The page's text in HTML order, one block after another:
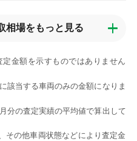
相場をもっと見る
金額を示すものではありません
該当する車両のみの金額になりま
分の査定実績の平均値で算出して
その他車両状態などにより査定金